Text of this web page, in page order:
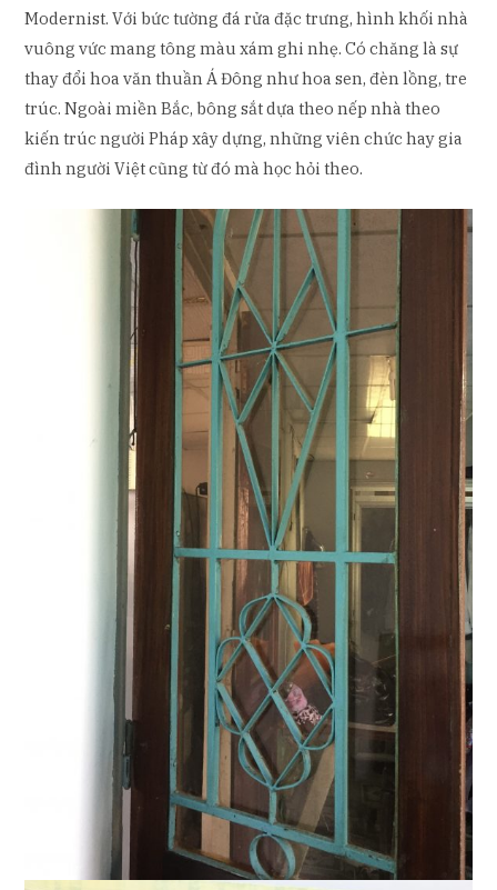
Modernist. Với bức tường đá rửa đặc trưng, hình khối nhà
vuông vức mang tông màu xám ghi nhẹ. Có chăng là sự
thay đổi hoa văn thuần Á Đông như hoa sen, đèn lồng, tre
trúc. Ngoài miền Bắc, bông sắt dựa theo nếp nhà theo
kiến trúc người Pháp xây dựng, những viên chức hay gia
đình người Việt cũng từ đó mà học hỏi theo.